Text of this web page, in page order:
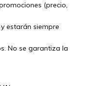
(precio,
estarán siempre
No se garantiza la